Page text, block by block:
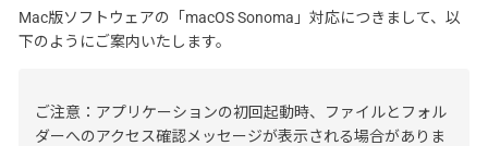
Mac版ソフトウェアの「macOS Sonoma」対応につきまして、以
下のようにご案内いたします。
ご注意：アプリケーションの初回起動時、ファイルとフォル
ダーへのアクセス確認メッセージが表示される場合がありま